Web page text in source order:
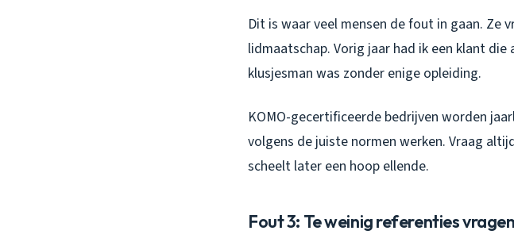
Dit is waar veel mensen de fout in gaan. Ze
lidmaatschap. Vorig jaar had ik een klant
klusjesman was zonder enige opleiding.
KOMO-gecertificeerde bedrijven worden
volgens de juiste normen werken. Vraag
scheelt later een hoop ellende.
Fout 3: Te weinig referenties vragen